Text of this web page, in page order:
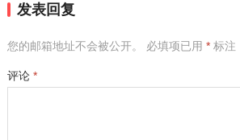
发表回复
您的邮箱地址不会被公开。 必填项已用 *标注
评论 *